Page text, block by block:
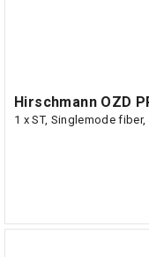
Hirschmann OZD
1 x ST, Singlemode fiber,